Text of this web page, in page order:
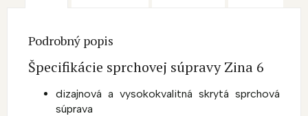
Podrobný popis
Špecifikácie sprchovej súpravy Zina 6
dizajnová a vysokokvalitná skrytá sprchová
súprava